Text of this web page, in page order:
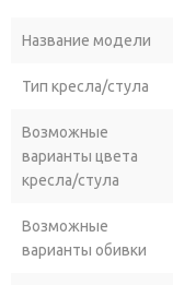
Название модели
Тип кресла/стула
Возможные
варианты цвета
кресла/стула
Возможные
варианты обивки